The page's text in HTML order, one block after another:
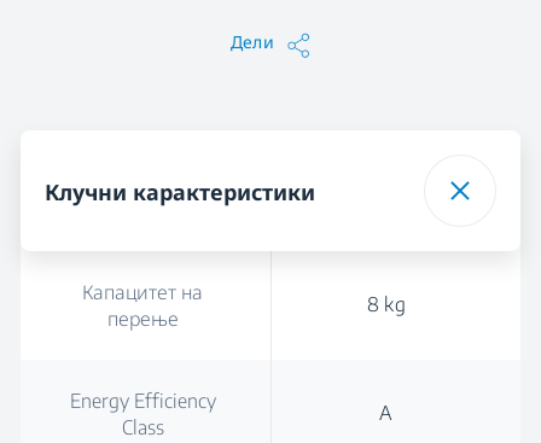
Дели
Клучни карактеристики
Капацитет на
перење
8 kg
Energy Efficiency
Class
A